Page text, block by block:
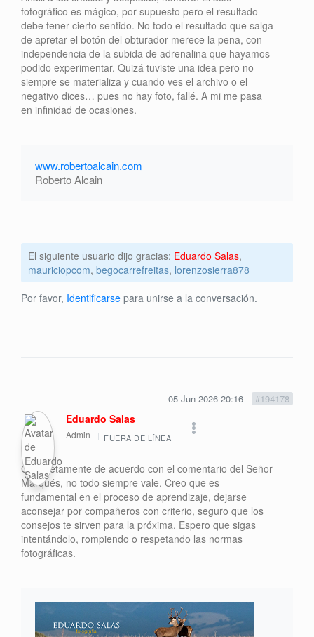
fotográfico es mágico, por supuesto pero el resultado
debe tener cierto sentido. No todo el resultado que salga
de apretar el botón del obturador merece la pena, con
independencia de la subida de adrenalina que hayamos
podido experimentar. Quizá tuviste una idea pero no
siempre se materializa y cuando ves el archivo o el
negativo dices… pues no hay foto, fallé. A mi me pasa
en infinidad de ocasiones.
www.robertoalcain.com
Roberto Alcain
El siguiente usuario dijo gracias: Eduardo Salas,
mauriciopcom, begocarrefreitas, lorenzosierra878
Por favor, Identificarse para unirse a la conversación.
05 Jun 2026 20:16 #194178
Eduardo Salas
Admin FUERA DE LÍNEA
Completamente de acuerdo con el comentario del Señor
Marqués, no todo siempre vale. Creo que es
fundamental en el proceso de aprendizaje, dejarse
aconsejar por compañeros con criterio, seguro que los
consejos te sirven para la próxima. Espero que sigas
intentándolo, rompiendo o respetando las normas
fotográficas.